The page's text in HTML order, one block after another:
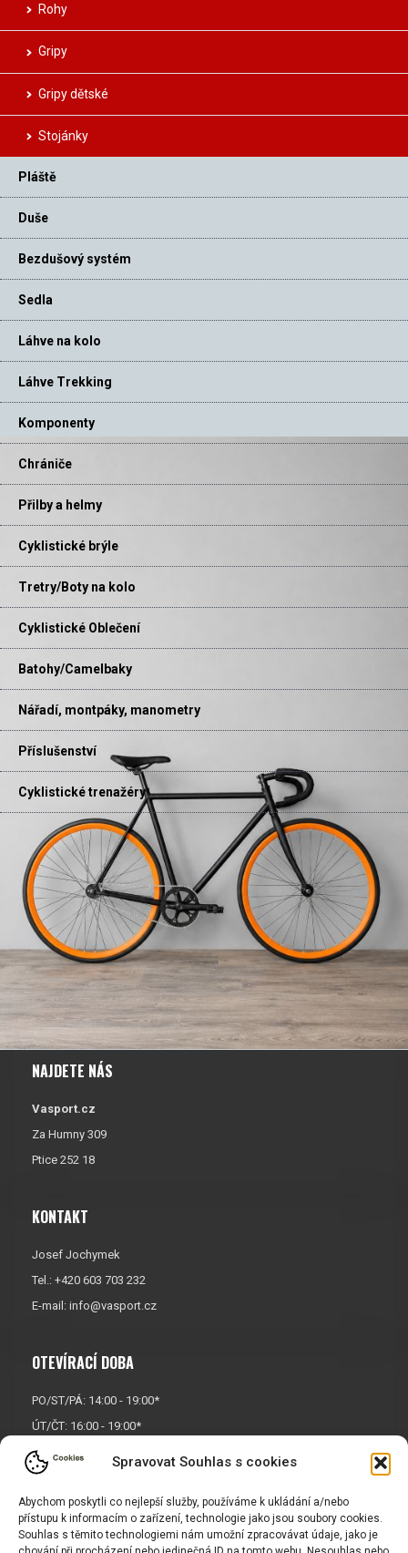
Spravovat Souhlas s cookies
Abychom poskytli co nejlepší služby, používáme k ukládání a/nebo
přístupu k informacím o zařízení, technologie jako jsou soubory cookies.
Souhlas s těmito technologiemi nám umožní zpracovávat údaje, jako je
Rohy
Gripy
Gripy dětské
Stojánky
Pláště
Duše
Bezdušový systém
Sedla
Láhve na kolo
Láhve Trekking
Komponenty
Chrániče
Přilby a helmy
Cyklistické brýle
Tretry/Boty na kolo
Cyklistické Oblečení
Batohy/Camelbaky
Nářadí, montpáky, manometry
Příslušenství
Cyklistické trenažéry
NAJDETE NÁS
Vasport.cz
Za Humny 309
Ptice 252 18
KONTAKT
Josef Jochymek
Tel.: +420 603 703 232
E-mail: info@vasport.cz
OTEVÍRACÍ DOBA
PO/ST/PÁ: 14:00 - 19:00*
ÚT/ČT: 16:00 - 19:00*
Sobota: 9:00 - 17:00*
Neděle:
* Říjen, listopad a prosinec
OTEVŘENO POUZE
PO/ST/PÁ